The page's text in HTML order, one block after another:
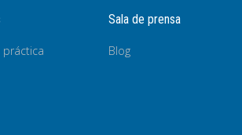
práctica
Sala de prensa
Blog